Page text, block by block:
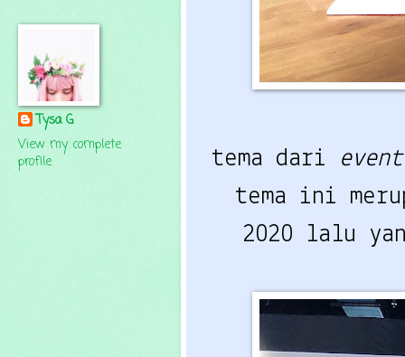
tema dari
tema ini
2020 lalu
Tysa G
View my complete
profile